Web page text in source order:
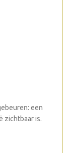
een
zichtbaar is.